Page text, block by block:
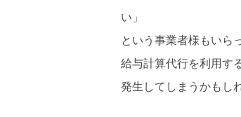
い」
という事業者様もいら
給与計算代行を利用す
発生してしまうかもし